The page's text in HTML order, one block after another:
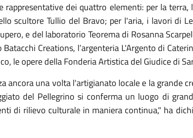
rappresentative dei quattro elementi: per laterra,
scultoreTullio del Bravo; per l'aria, i lavori di
e del laboratorio Teoremadi Rosanna
Batacchi Creations, l’argenteria L'Argento di
leoperedellaFonderiaArtisticadel Giudicedi
ancoraunavoltal'artigianato localee lagrande
del Pellegrinosi conferma un luogo di
di rilievo culturale in maniera continua," ha